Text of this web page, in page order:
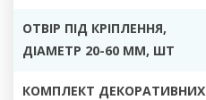
ОТВІР ПІД КРІПЛЕННЯ,
ДІАМЕТР 20-60 ММ, ШТ
КОМПЛЕКТ ДЕКОРАТИВНИХ